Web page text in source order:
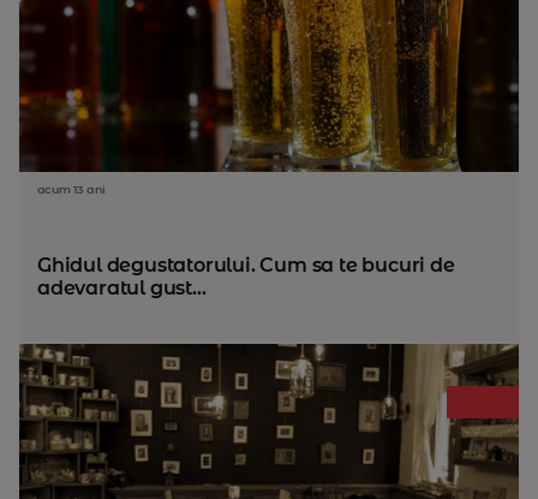
acum 13 ani
Ghidul degustatorului. Cum sa te bucuri de
adevaratul gust...